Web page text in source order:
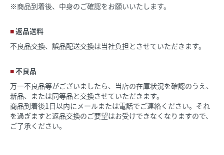
※商品到着後、中身のご確認をお願いいたします。
返品送料
不良品交換、誤品配送交換は当社負担とさせていただきます。
不良品
万一不良品等がございましたら、当店の在庫状況を確認のうえ、
新品、または同等品と交換させていただきます。
商品到着後1日以内にメールまたは電話でご連絡ください。それ
を過ぎますと返品交換のご要望はお受けできなくなりますので、
ご了承ください。